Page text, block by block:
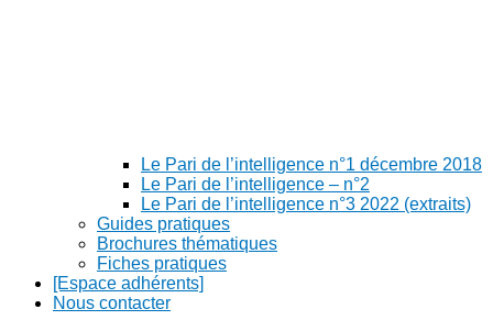
Le Pari de l’intelligence n°1 décembre 2018
Le Pari de l’intelligence – n°2
Le Pari de l’intelligence n°3 2022 (extraits)
Guides pratiques
Brochures thématiques
Fiches pratiques
[Espace adhérents]
Nous contacter